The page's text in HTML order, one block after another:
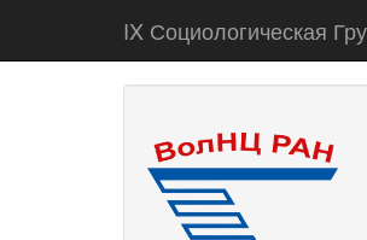
IX Социологическая